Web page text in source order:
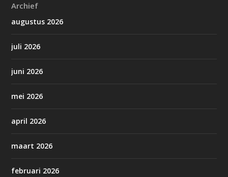
Archief
augustus 2026
juli 2026
juni 2026
mei 2026
april 2026
maart 2026
februari 2026